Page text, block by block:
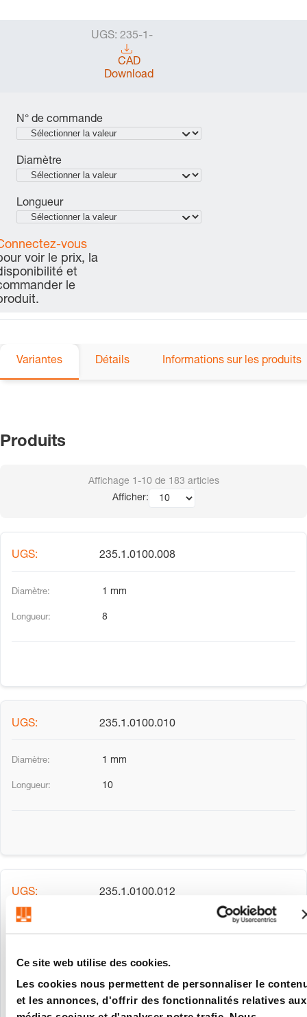
Ce site web utilise des cookies.
Les cookies nous permettent de personnaliser le
et les annonces, d'offrir des fonctionnalités relatives aux
UGS: 235-1-
CAD
Download
N° de commande
Diamètre
Longueur
vous
voir le prix, la
et
le
Variantes Détails Informations sur les produits
Produits
Affichage 1-10 de 183 articles
Afficher:
235.1.0100.008
1 mm
8
235.1.0100.010
1 mm
10
235.1.0100.012